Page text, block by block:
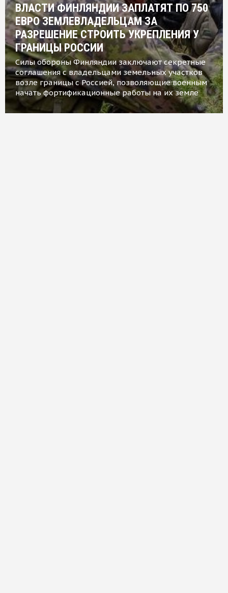
ВЛАСТИ ФИНЛЯНДИИ ЗАПЛАТЯТ ПО 750
ЕВРО ЗЕМЛЕВЛАДЕЛЬЦАМ ЗА
РАЗРЕШЕНИЕ СТРОИТЬ УКРЕПЛЕНИЯ У
ГРАНИЦЫ РОССИИ
Силы обороны Финляндии заключают секретные
соглашения с владельцами земельных участков
возле границы с Россией, позволяющие военным
начать фортификационные работы на их земле